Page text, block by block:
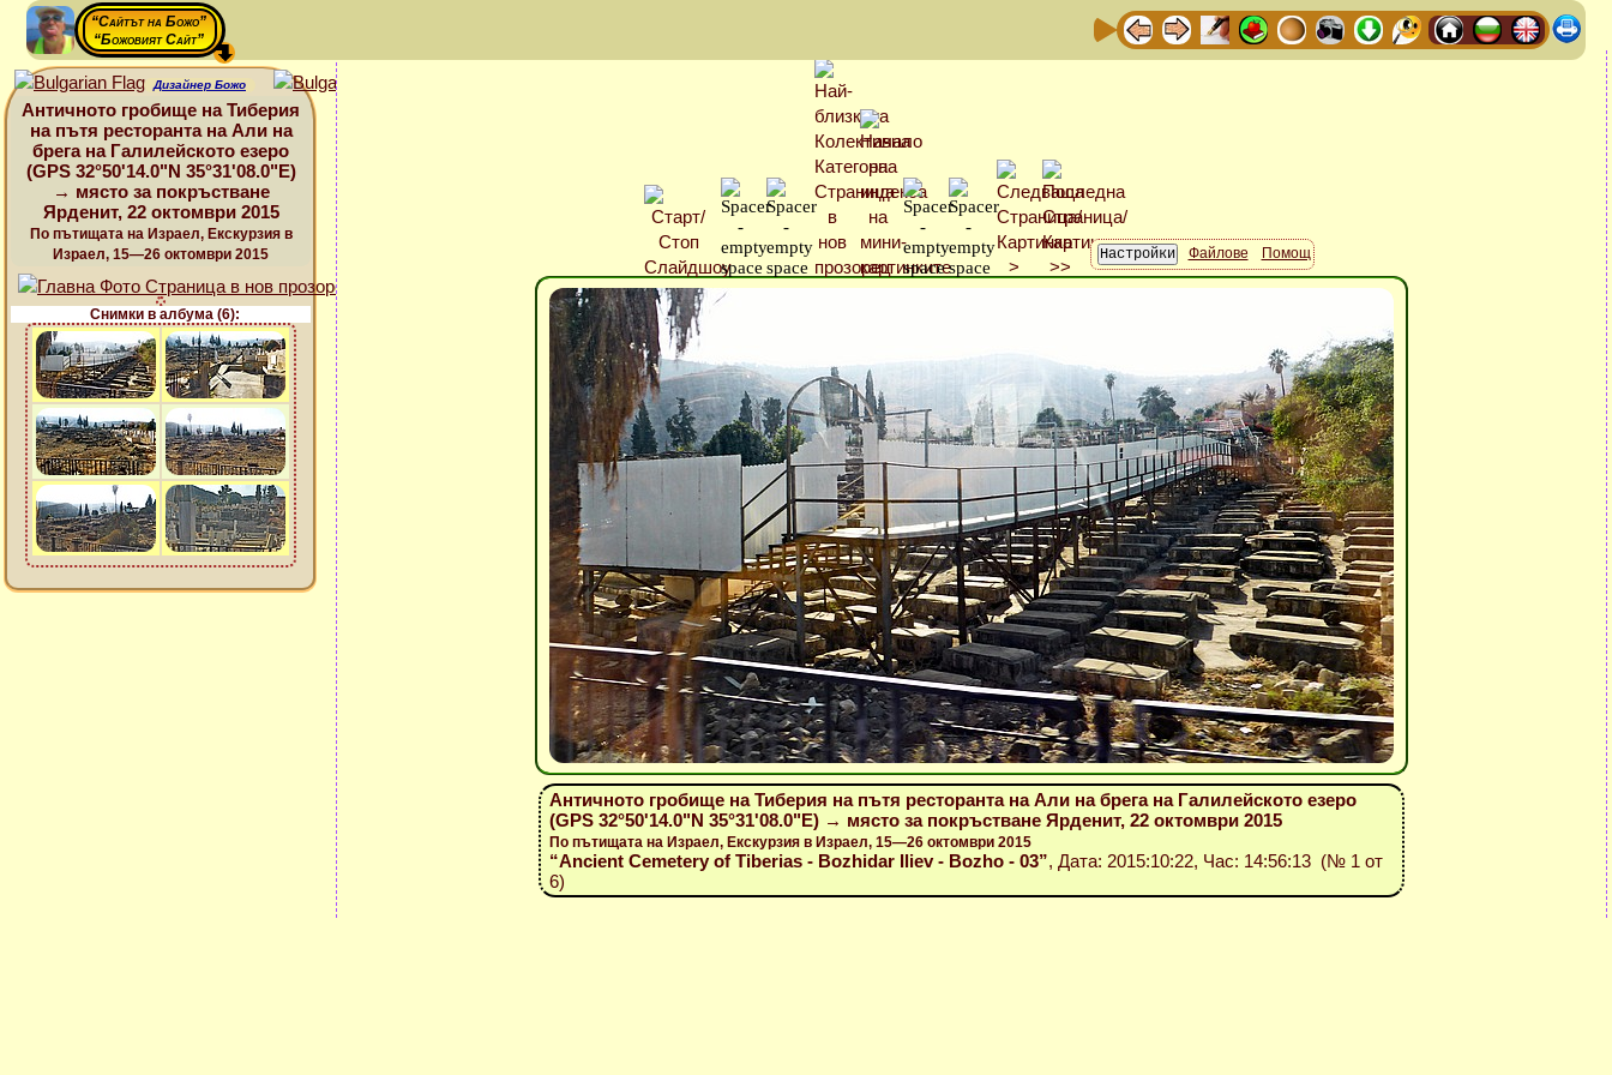
“Сайтът на Божо”
“Божовият Сайт”
Дизайнер Божо
Античното гробище на Тиберия
на пътя ресторанта на Али на
брега на Галилейското езеро
(GPS 32°50'14.0"N 35°31'08.0"E)
→ място за покръстване
Ярденит, 22 октомври 2015
По пътищата на Израел, Екскурзия в
Израел, 15—26 октомври 2015
Снимки в албума (6):
Файлове Помощ
Античното гробище на Тиберия на пътя ресторанта на Али на брега на Галилейското езеро
(GPS 32°50'14.0"N 35°31'08.0"E) → място за покръстване Ярденит, 22 октомври 2015
По пътищата на Израел, Екскурзия в Израел, 15—26 октомври 2015
“Ancient Cemetery of Tiberias - Bozhidar Iliev - Bozho - 03”, Дата: 2015:10:22, Час: 14:56:13 (№ 1 от
6)